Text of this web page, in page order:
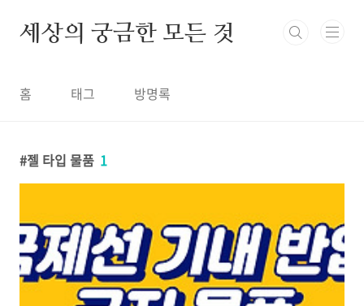
세상의 궁금한 모든 것
홈 태그 방명록
젤 타입 물품 1